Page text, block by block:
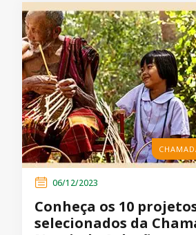
06/12/2023
Conheça os 10
selecionados da